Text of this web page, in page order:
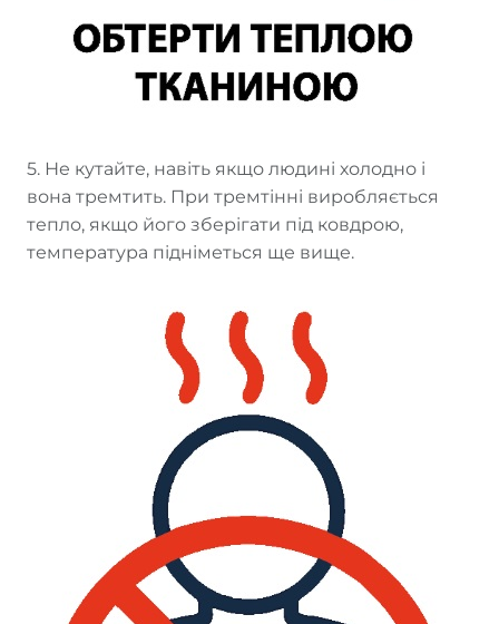
5. Не кутайте, навіть якщо людині холодно і
вона тремтить. При тремтінні виробляється
тепло, якщо його зберігати під ковдрою,
температура підніметься ще вище.